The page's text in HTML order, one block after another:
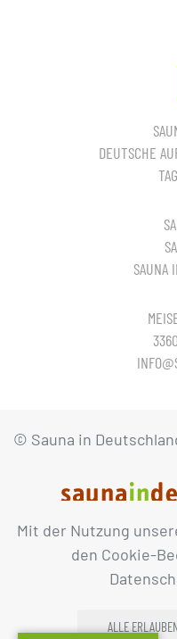
Mit der Nutzung
den Cookie-
ALLE
DEUTSCHE
SAUNA
© Sauna in